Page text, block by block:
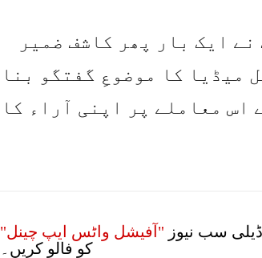
ایک بار پھر کاشف ضمیر
میڈیا کا موضوعِ گفتگو بنا
اس معاملے پر اپنی آراء کا
سب نیوز "آفیشل واٹس ایپ چینل"
کو فالو کریں۔